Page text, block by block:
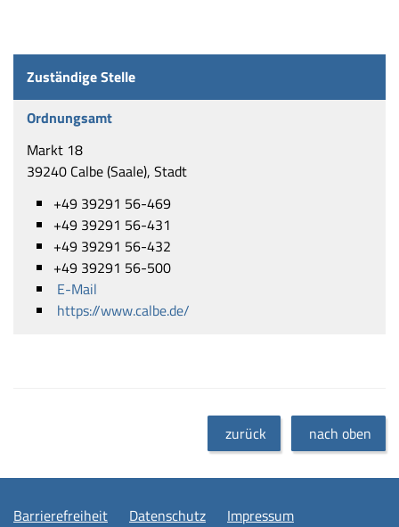
Zuständige Stelle
Ordnungsamt
Markt 18
39240 Calbe (Saale), Stadt
+49 39291 56-469
+49 39291 56-431
+49 39291 56-432
+49 39291 56-500
E-Mail
https://www.calbe.de/
zurück nach oben
Barrierefreiheit Datenschutz Impressum